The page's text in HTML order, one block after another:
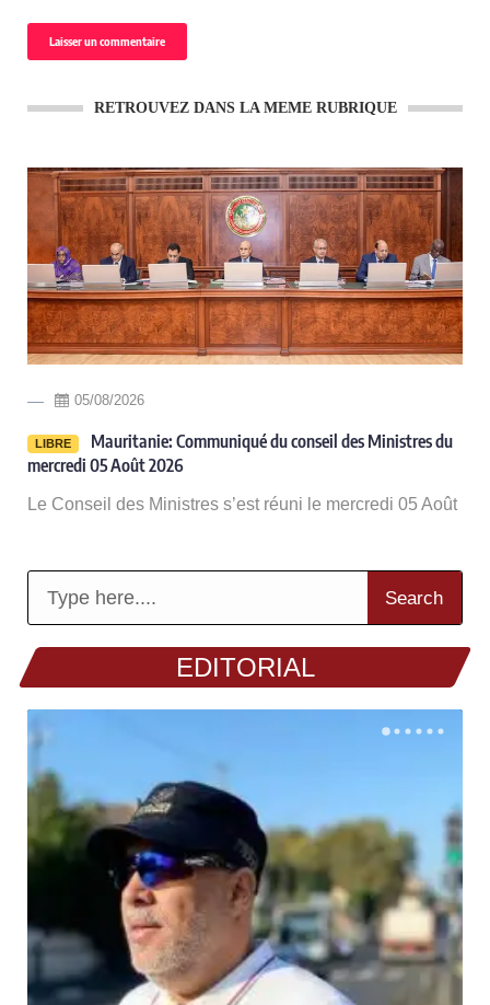
RETROUVEZ DANS LA MEME RUBRIQUE
05/08/2026
LIBRE
Mauritanie: Communiqué du conseil des Ministres du
mercredi 05 Août 2026
Le Conseil des Ministres s’est réuni le mercredi 05 Août
Search
EDITORIAL